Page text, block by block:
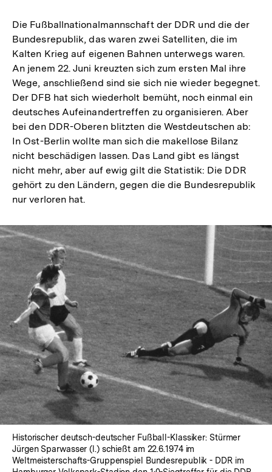
Die Fußballnationalmannschaft der DDR und die der
Bundesrepublik, das waren zwei Satelliten, die im
Kalten Krieg auf eigenen Bahnen unterwegs waren.
An jenem 22. Juni kreuzten sich zum ersten Mal ihre
Wege, anschließend sind sie sich nie wieder begegnet.
Der DFB hat sich wiederholt bemüht, noch einmal ein
deutsches Aufeinandertreffen zu organisieren. Aber
bei den DDR-Oberen blitzten die Westdeutschen ab:
In Ost-Berlin wollte man sich die makellose Bilanz
nicht beschädigen lassen. Das Land gibt es längst
nicht mehr, aber auf ewig gilt die Statistik: Die DDR
gehört zu den Ländern, gegen die die Bundesrepublik
nur verloren hat.
Historischer deutsch-deutscher Fußball-Klassiker: Stürmer
Jürgen Sparwasser (l.) schießt am 22.6.1974 im
Weltmeisterschafts-Gruppenspiel Bundesrepublik - DDR im